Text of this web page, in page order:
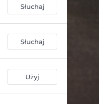
Słuchaj
Słuchaj
Użyj